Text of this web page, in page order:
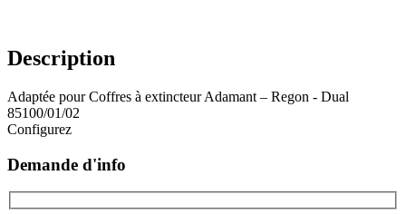
Description
Adaptée pour Coffres à extincteur Adamant – Regon - Dual
85100/01/02
Configurez
Demande d'info